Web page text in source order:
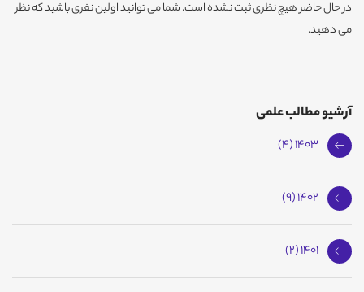
در حال حاضر هیچ نظری ثبت نشده است. شما می توانید اولین نفری باشید که نظر
می دهید.
آرشیو مطالب علمی
1403 (4)
1402 (9)
1401 (2)